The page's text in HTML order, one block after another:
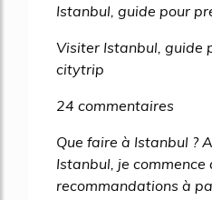
Istanbul, guide pour
Visiter Istanbul, guide
citytrip
24 commentaires
Que faire à Istanbul ?
Istanbul, je
recommandations à